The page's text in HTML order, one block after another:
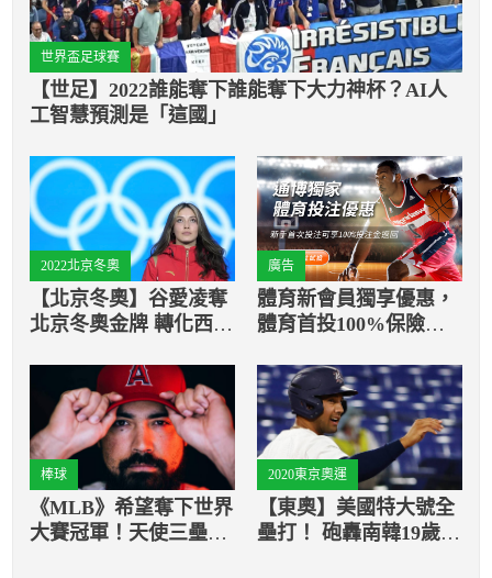
世界盃足球賽
【世足】2022誰能奪下誰能奪下大力神杯？AI人
工智慧預測是「這國」
2022北京冬奧
【北京冬奧】谷愛凌奪
北京冬奧金牌 轉化西方
廣告
體育新會員獨享優惠，
體育首投100%保險返
棒球
《MLB》希望奪下世界
大賽冠軍！天使三壘
2020東京奧運
【東奧】美國特大號全
壘打！ 砲轟南韓19歲奇